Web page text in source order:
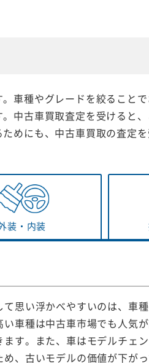
車種やグレードを絞ること
中古車買取査定を受けると
めにも、中古車買取の査定
装・ 内装
思い浮かべやすいのは、車
車種は中古車市場でも人気
す。また、車はモデルチェ
、古いモデルの価値が下が